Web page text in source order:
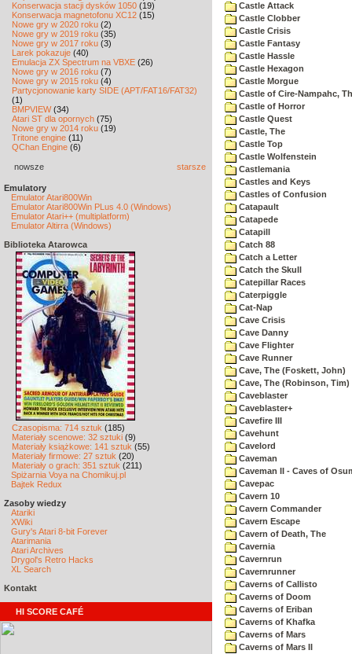
Konserwacja stacji dysków 1050 (19)
Konserwacja magnetofonu XC12 (15)
Nowe gry w 2020 roku (2)
Nowe gry w 2019 roku (35)
Nowe gry w 2017 roku (3)
Larek pokazuje (40)
Emulacja ZX Spectrum na VBXE (26)
Nowe gry w 2016 roku (7)
Nowe gry w 2015 roku (4)
Partycjonowanie karty SIDE (APT/FAT16/FAT32)
(1)
BMPVIEW(34)
Atari ST dla opornych (75)
Nowe gry w 2014 roku (19)
Tritone engine (11)
QChan Engine (6)
nowsze starsze
Emulatory
Emulator Atari800Win
Emulator Atari800Win PLus 4.0 (Windows)
Emulator Atari++ (multiplatform)
Emulator Altirra (Windows)
Biblioteka Atarowca
Czasopisma: 714 sztuk (185)
Materiały scenowe: 32 sztuki (9)
Materiały książkowe: 141 sztuk (55)
Materiały firmowe: 27 sztuk (20)
Materiały o grach: 351 sztuk (211)
Spiżarnia Voya na Chomikuj.pl
Bajtek Redux
Zasoby wiedzy
Atariki
XWiki
Gury's Atari 8-bit Forever
Atarimania
Atari Archives
Drygol's Retro Hacks
XL Search
Kontakt
HI SCORE CAFÉ
Castle Attack
Castle Clobber
Castle Crisis
Castle Fantasy
Castle Hassle
Castle Hexagon
Castle Morgue
Castle of Cire-Nampahc,
Castle of Horror
Castle Quest
Castle, The
Castle Top
Castle Wolfenstein
Castlemania
Castles and Keys
Castles of Confusion
Catapault
Catapede
Catapill
Catch 88
Catch a Letter
Catch the Skull
Catepillar Races
Caterpiggle
Cat-Nap
Cave Crisis
Cave Danny
Cave Flighter
Cave Runner
Cave, The (Foskett, John)
Cave, The (Robinson, Tim)
Caveblaster
Caveblaster+
Cavefire III
Cavehunt
Cavelord
Caveman
Caveman II - Caves of
Cavepac
Cavern 10
Cavern Commander
Cavern Escape
Cavern of Death, The
Cavernia
Cavernrun
Cavernrunner
Caverns of Callisto
Caverns of Doom
Caverns of Eriban
Caverns of Khafka
Caverns of Mars
Caverns of Mars II